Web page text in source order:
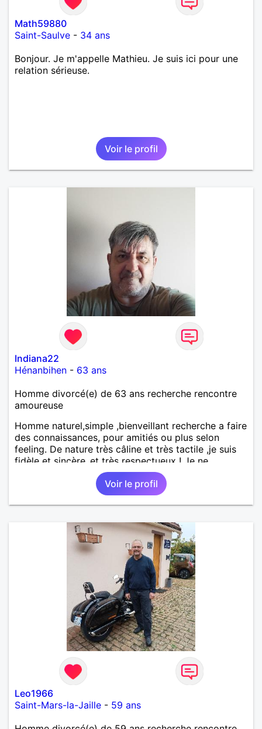
Math59880
Saint-Saulve - 34 ans
Bonjour. Je m'appelle Mathieu. Je suis ici pour une
relation sérieuse.
Voir le profil
Indiana22
Hénanbihen - 63 ans
Homme divorcé(e) de 63 ans recherche rencontre
amoureuse
Homme naturel,simple ,bienveillant recherche a faire
des connaissances, pour amitiés ou plus selon
feeling. De nature très câline et très tactile ,je suis
fidèle et sincère.,et très respectueux ! Je ne
supporte pas le mensonge.Rien ne vaut une vraie
rencontre,pour échanger en toute simplicité,j'ai du
mal à prolonger des échanges virtuels Je suis plutôt
attiré par des femmes ayant la cinquantaine ,belles
naturellement ,sans fards ,ni excès A vous de jouer
Mesdames 😉
Voir le profil
Leo1966
Saint-Mars-la-Jaille - 59 ans